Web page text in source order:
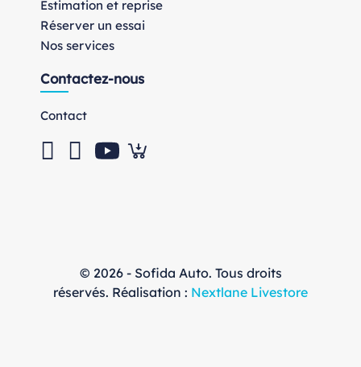
Estimation et reprise
Réserver un essai
Nos services
Contactez-nous
Contact
© 2026 - Sofida Auto. Tous droits
réservés. Réalisation : Nextlane Livestore